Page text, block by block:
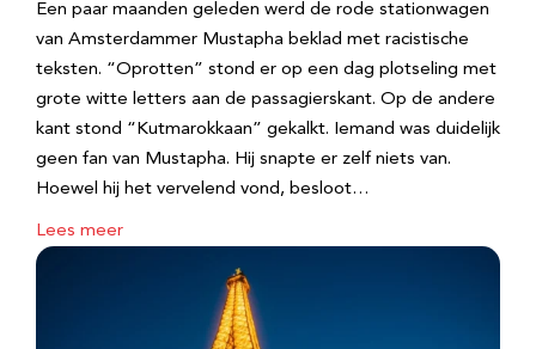
Een paar maanden geleden werd de rode stationwagen
van Amsterdammer Mustapha beklad met racistische
teksten. “Oprotten” stond er op een dag plotseling met
grote witte letters aan de passagierskant. Op de andere
kant stond “Kutmarokkaan” gekalkt. Iemand was duidelijk
geen fan van Mustapha. Hij snapte er zelf niets van.
Hoewel hij het vervelend vond, besloot…
Lees meer